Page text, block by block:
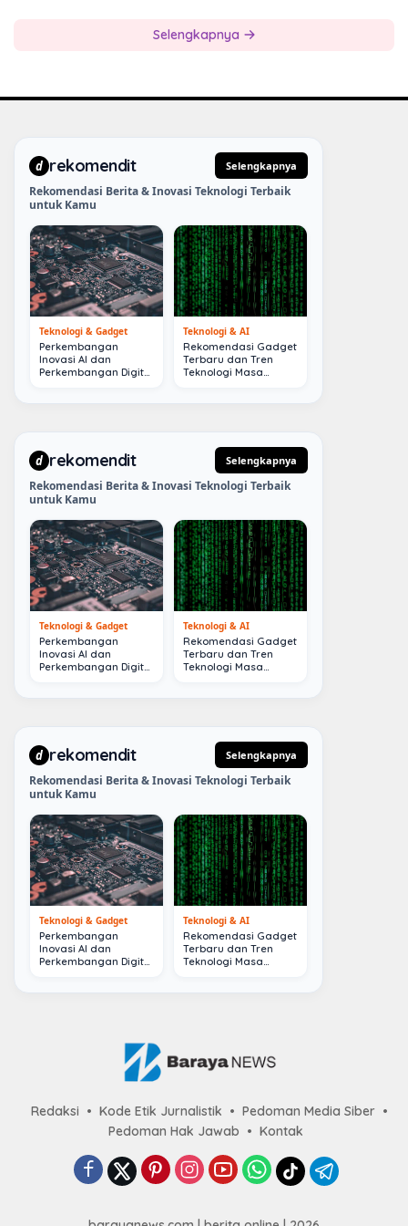
Selengkapnya
d rekomendit Selengkapnya
Rekomendasi Berita & Inovasi Teknologi Terbaik
untuk Kamu
Teknologi & Gadget
Perkembangan
Inovasi AI dan
Perkembangan Digital
Teknologi & AI
Rekomendasi Gadget
Terbaru dan Tren
Teknologi Masa
d rekomendit Selengkapnya
Rekomendasi Berita & Inovasi Teknologi Terbaik
untuk Kamu
Teknologi & Gadget
Perkembangan
Inovasi AI dan
Perkembangan Digital
Teknologi & AI
Rekomendasi Gadget
Terbaru dan Tren
Teknologi Masa
d rekomendit Selengkapnya
Rekomendasi Berita & Inovasi Teknologi Terbaik
untuk Kamu
Teknologi & Gadget
Perkembangan
Inovasi AI dan
Perkembangan Digital
Teknologi & AI
Rekomendasi Gadget
Terbaru dan Tren
Teknologi Masa
Redaksi Kode Etik Jurnalistik
Pedoman Media Siber
Pedoman Hak Jawab
Kontak